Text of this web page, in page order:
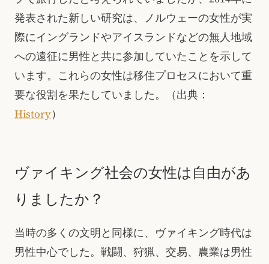
発表された新しい研究は、ノルウェーの女性が実
際にイングランドやアイスランドなどの無人地域
への遠征に男性と共に参加していたことを示して
います。これらの女性は移住プロセスにおいて重
要な役割を果たしていました。
（出典：
History）
ヴァイキング社会の女性は自由があ
りましたか？
当時の多くの文明と同様に、ヴァイキング時代は
男性中心でした。戦闘、狩猟、交易、農業は男性